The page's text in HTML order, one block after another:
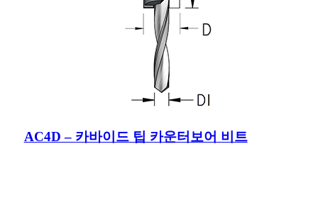
AC4D – 카바이드 팁 카운터보어 비트